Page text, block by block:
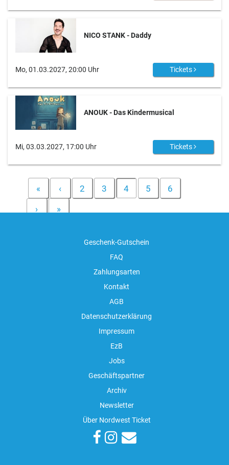
NICO STANK - Daddy
Mo, 01.03.2027, 20:00 Uhr Tickets
ANOUK - Das Kindermusical
Mi, 03.03.2027, 17:00 Uhr Tickets
« ‹ 2 3 4 5
6
›
»
Geschenk-Gutschein
FAQ
Zahlungsarten
Kontakt
AGB
Datenschutzerklärung
Impressum
EzB
Jobs
Geschäftspartner
Archiv
Newsletter
Über Nordwest Ticket